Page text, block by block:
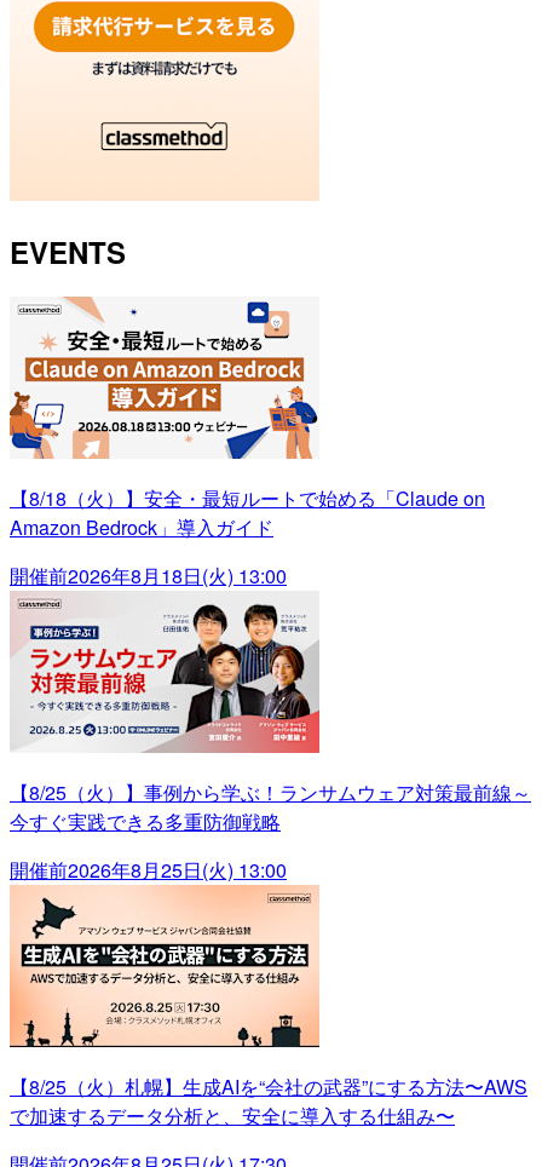
EVENTS
【8/18（火）】安全・最短ルートで始める「Claude on
Amazon Bedrock」導入ガイド
開催前2026年8月18日(火) 13:00
【8/25（火）】事例から学ぶ！ランサムウェア対策最前線～
今すぐ実践できる多重防御戦略
開催前2026年8月25日(火) 13:00
【8/25（火）札幌】生成AIを“会社の武器”にする方法〜AWS
で加速するデータ分析と、安全に導入する仕組み〜